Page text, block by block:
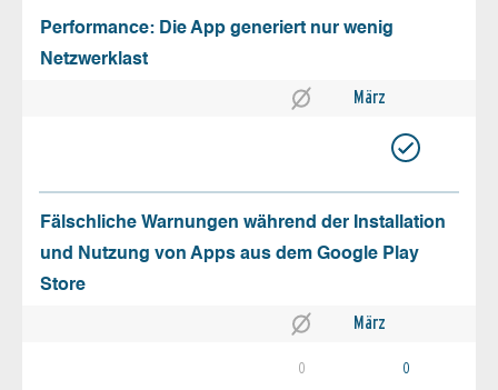
Performance: Die App generiert nur wenig
Netzwerklast
März
Fälschliche Warnungen während der Installation
und Nutzung von Apps aus dem Google Play
Store
März
0 0